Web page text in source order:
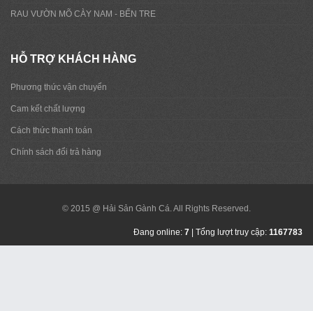
RAU VƯỜN MÕ CÀY NAM - BẾN TRE
HỖ TRỢ KHÁCH HÀNG
Phương thức vận chuyển
Cam kết chất lượng
Cách thức thanh toán
Chính sách đổi trả hàng
© 2015 @ Hải Sản Gành Cá. All Rights Reserved.
Đang online: 7 | Tổng lượt truy cập: 1167783